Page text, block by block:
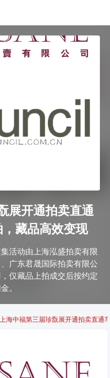
展开通拍卖直通
藏品高效变现
活动由上海泓盛拍卖有限
广东君晟国际拍卖有限公
仅藏品上拍成交后按约定
。
上海中福第三届珍翫展开通拍卖直通